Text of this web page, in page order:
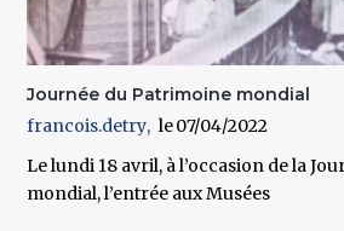
Journée du Patrimoine mondial
francois.detry
07/04/2022
Le lundi 18 avril, à l’occasion de la
mondial, l’entrée aux Musées